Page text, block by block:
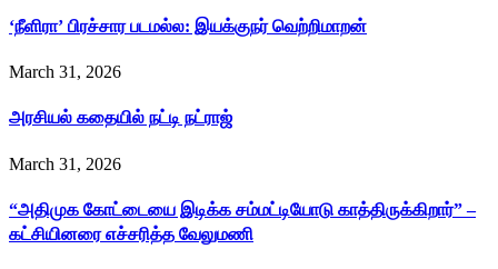
‘நீளிரா’ பிரச்சார படமல்ல: இயக்குநர் வெற்றிமாறன்
March 31, 2026
அரசியல் கதையில் நட்டி நட்ராஜ்
March 31, 2026
“அதிமுக கோட்டையை இடிக்க சம்மட்டியோடு காத்திருக்கிறார்” –
கட்சியினரை எச்சரித்த வேலுமணி